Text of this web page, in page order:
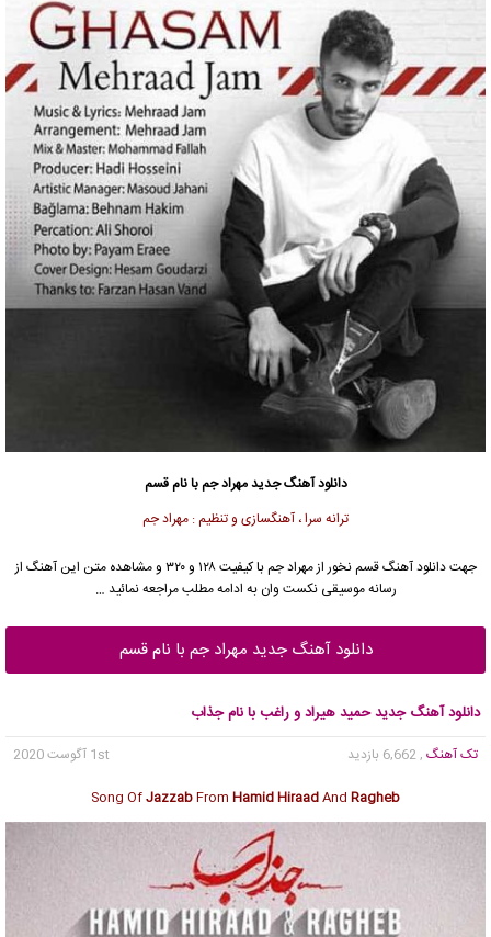
دانلود آهنگ جدیدمهراد جمبا نام قسم
ترانه سرا ، آهنگسازی و تنظیم : مهراد جم
جهت دانلود آهنگ قسم نخور ازمهراد جم
با کیفیت ۱۲۸ و ۳۲۰ و مشاهده متن این آهنگ از
رسانه موسیقی نکست وان به ادامه مطلب مراجعه نمائید …
دانلود آهنگ جدید مهراد جم با نام قسم
دانلود آهنگ جدید حمید هیراد و راغب با نام جذاب
تک آهنگ , 6,662 بازدید
1st آگوست 2020
Song OfJazzabFrom Hamid HiraadAnd Ragheb